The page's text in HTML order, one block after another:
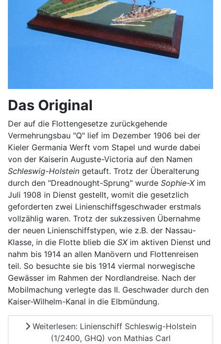
Das Original
Der auf die Flottengesetze zurückgehende
Vermehrungsbau "Q" lief im Dezember 1906 bei der
Kieler Germania Werft vom Stapel und wurde dabei
von der Kaiserin Auguste-Victoria auf den Namen
Schleswig-Holstein getauft. Trotz der Überalterung
durch den "Dreadnought-Sprung" wurde Sophie-Xim
Juli 1908 in Dienst gestellt, womit die gesetzlich
geforderten zwei Linienschiffsgeschwader erstmals
vollzählig waren. Trotz der sukzessiven Übernahme
der neuen Linienschiffstypen, wie z.B. der Nassau-
Klasse, in die Flotte blieb die SXim aktiven Dienst und
nahm bis 1914 an allen Manövern und Flottenreisen
teil. So besuchte sie bis 1914 viermal norwegische
Gewässer im Rahmen der Nordlandreise. Nach der
Mobilmachung verlegte das II. Geschwader durch den
Kaiser-Wilhelm-Kanal in die Elbmündung.
Weiterlesen: Linienschiff Schleswig-Holstein
(1/2400, GHQ) von Mathias Carl